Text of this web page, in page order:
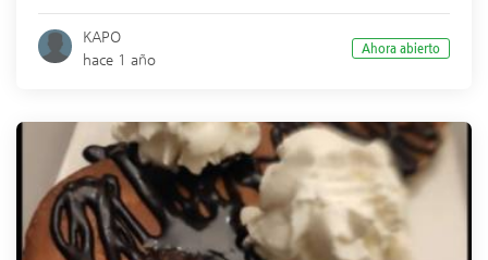
KAPO
hace 1 año
Ahora abierto